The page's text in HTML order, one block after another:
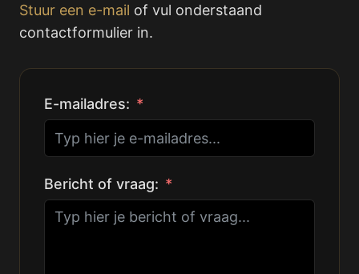
Stuur een e-mail of vul onderstaand
contactformulier in.
E-mailadres:
Bericht of vraag: